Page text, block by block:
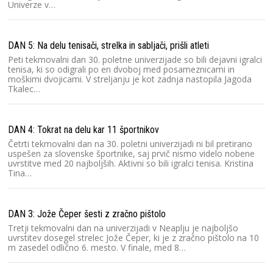
Univerze v…
DAN 5: Na delu tenisači, strelka in sabljači, prišli atleti
Peti tekmovalni dan 30. poletne univerzijade so bili dejavni igralci
tenisa, ki so odigrali po en dvoboj med posameznicami in
moškimi dvojicami. V streljanju je kot zadnja nastopila Jagoda
Tkalec…
DAN 4: Tokrat na delu kar 11 športnikov
Četrti tekmovalni dan na 30. poletni univerzijadi ni bil pretirano
uspešen za slovenske športnike, saj prvič nismo videlo nobene
uvrstitve med 20 najboljših. Aktivni so bili igralci tenisa. Kristina
Tina…
DAN 3: Jože Čeper šesti z zračno pištolo
Tretji tekmovalni dan na univerzijadi v Neaplju je najboljšo
uvrstitev dosegel strelec Jože Čeper, ki je z zračno pištolo na 10
m zasedel odlično 6. mesto. V finale, med 8…